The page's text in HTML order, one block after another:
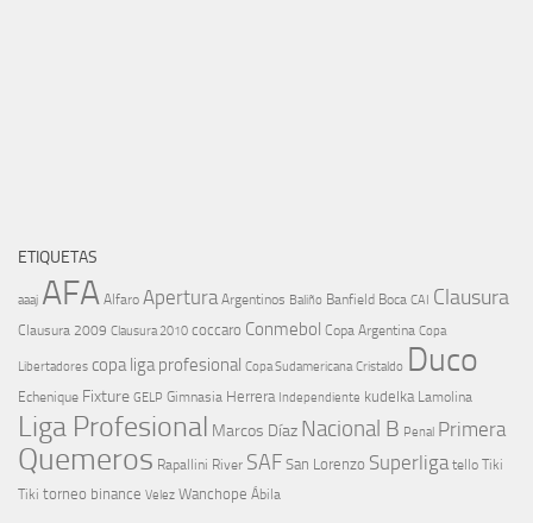
ETIQUETAS
aaaj AFA Alfaro Apertura Argentinos Baliño Banfield Boca CAI Clausura
Clausura 2009 Clausura 2010 coccaro Conmebol Copa Argentina Copa
Libertadores copa liga profesional Copa Sudamericana Cristaldo Duco
Echenique Fixture GELP Gimnasia Herrera Independiente kudelka Lamolina
Liga Profesional Marcos Díaz Nacional B Penal Primera
Quemeros Rapallini River SAF San Lorenzo Superliga tello Tiki
Tiki torneo binance Velez Wanchope Ábila